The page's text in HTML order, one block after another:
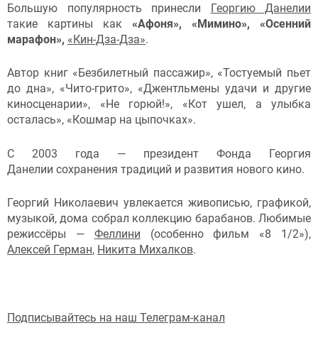
Большую популярность принесли Георгию Данелии
такие картины как «Афоня», «Мимино», «Осенний
марафон», «Кин-Дза-Дза».
Автор книг «Безбилетный пассажир», «Тостуемый пьет
до дна», «Чито-грито», «Джентльмены удачи и другие
киносценарии», «Не горюй!», «Кот ушел, а улыбка
осталась», «Кошмар на цыпочках».
С 2003 года — президент Фонда Георгия
Данелии сохранения традиций и развития нового кино.
Георгий Николаевич увлекается живописью, графикой,
музыкой, дома собрал коллекцию барабанов. Любимые
режиссёры — Феллини
(особенно фильм «8 1/2»),
Алексей Герман, Никита Михалков.
Подписывайтесь на наш Телеграм-канал